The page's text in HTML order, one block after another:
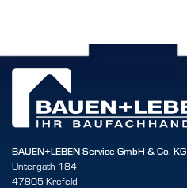
BAUEN+LEBEN Service GmbH & Co. KG
Untergath 184
47805 Krefeld